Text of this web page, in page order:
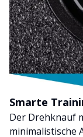
Smarte
Der Drehknauf
minimalistische